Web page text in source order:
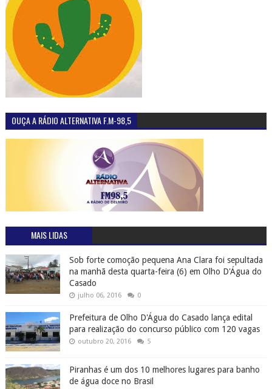
OUÇA A RÁDIO ALTERNATIVA F.M-98,5
MAIS LIDAS
Sob forte comoção pequena Ana Clara foi sepultada
na manhã desta quarta-feira (6) em Olho D'Água do
Casado
julho 06, 2016 0
Prefeitura de Olho D'Água do Casado lança edital
para realização do concurso público com 120 vagas
outubro 20, 2016 5
Piranhas é um dos 10 melhores lugares para banho
de água doce no Brasil